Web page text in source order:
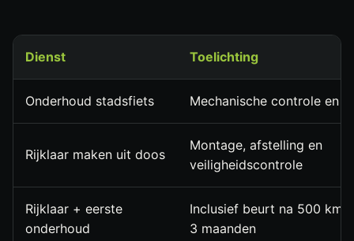
Dienst Toelichting
Onderhoud stadsfiets Mechanische controle en
Rijklaar maken uit doos
Montage, afstelling en
veiligheidscontrole
Rijklaar + eerste
onderhoud
Inclusief beurt na 500 km
3 maanden